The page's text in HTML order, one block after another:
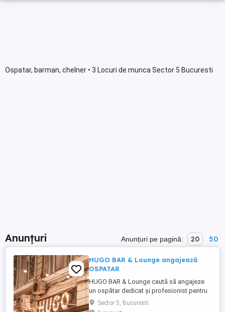
Ospatar, barman, chelner • 3 Locuri de munca Sector 5 Bucuresti
Anunțuri Anunțuri pe pagină: 20 50
HUGO BAR & Lounge angajează
OSPATAR
HUGO BAR & Lounge caută să angajeze
un ospătar dedicat și profesionist pentru
a se alătura echipei noastre dinamice.
Responsabilitățile principale ale postului
Sector 5, Bucuresti